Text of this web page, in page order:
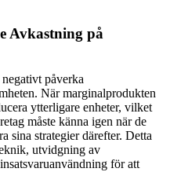
Avkastning på
påverka
När marginalprodukten
ytterligare enheter, vilket
måste känna igen när de
sina strategier därefter. Detta
utvidgning av
för att